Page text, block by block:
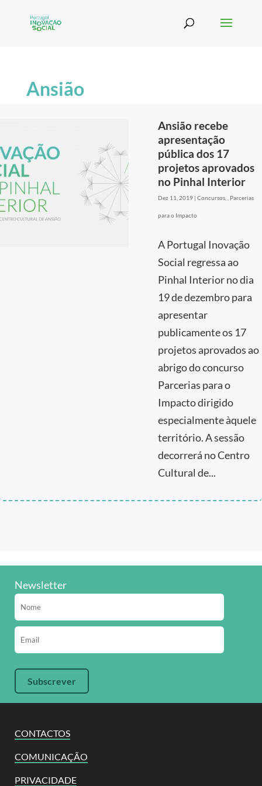
Ansião
Ansião recebe
apresentação
pública dos 17
projetos aprovados
no Pinhal Interior
Dez 11, 2019 | Concursos Parcerias
para o Impacto
A Portugal Inovação
Social regressa ao
Pinhal Interior no dia
19 de dezembro para
apresentar
publicamente os 17
projetos aprovados ao
abrigo do concurso
Parcerias para o
Impacto dirigido
especialmente àquele
território. A sessão
decorrerá no Centro
Cultural de...
CONTACTOS
COMUNICAÇÃO
PRIVACIDADE
Newsletter